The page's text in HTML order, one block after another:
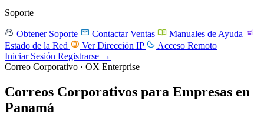
Soporte
 Obtener Soporte  Contactar Ventas  Manuales de Ayuda 
Estado de la Red  Ver Dirección IP  Acceso Remoto
Iniciar Sesión Registrarse →
Correo Corporativo · OX Enterprise
Correos Corporativos para Empresas en
Panamá